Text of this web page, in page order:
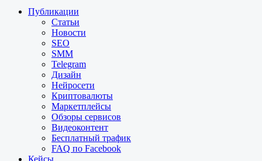
Публикации
Статьи
Новости
SEO
SMM
Telegram
Дизайн
Нейросети
Криптовалюты
Маркетплейсы
Обзоры сервисов
Видеоконтент
Бесплатный трафик
FAQ по Facebook